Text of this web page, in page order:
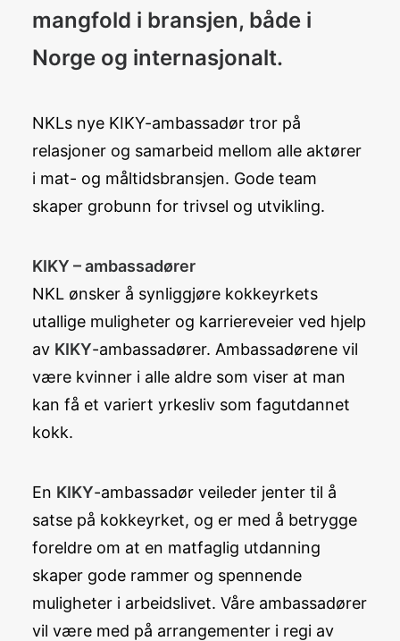
mangfold i bransjen, både i
Norge og internasjonalt.
NKLs nye KIKY-ambassadør tror på
relasjoner og samarbeid mellom alle aktører
i mat- og måltidsbransjen. Gode team
skaper grobunn for trivsel og utvikling.
KIKY – ambassadører
NKL ønsker å synliggjøre kokkeyrkets
utallige muligheter og karriereveier ved hjelp
av KIKY-ambassadører. Ambassadørene vil
være kvinner i alle aldre som viser at man
kan få et variert yrkesliv som fagutdannet
kokk.
En KIKY-ambassadør veileder jenter til å
satse på kokkeyrket, og er med å betrygge
foreldre om at en matfaglig utdanning
skaper gode rammer og spennende
muligheter i arbeidslivet. Våre ambassadører
vil være med på arrangementer i regi av